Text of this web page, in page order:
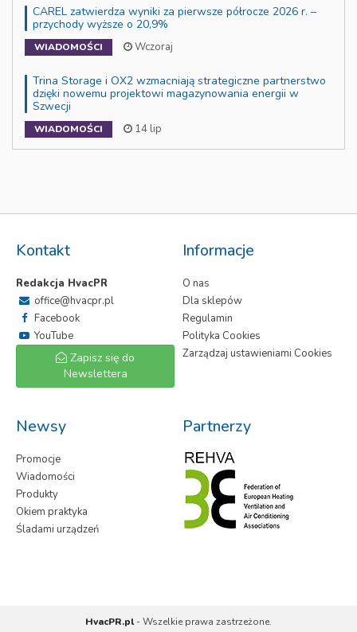
CAREL zatwierdza wyniki za pierwsze półrocze 2026 r. –
przychody wyższe o 20,9%
WIADOMOŚCI Wczoraj
Trina Storage i OX2 wzmacniają strategiczne partnerstwo
dzięki nowemu projektowi magazynowania energii w
Szwecji
WIADOMOŚCI 14 lip
Kontakt
Redakcja HvacPR
office@hvacpr.pl
Facebook
YouTube
Zapisz się do
Newslettera
Informacje
O nas
Dla sklepów
Regulamin
Polityka Cookies
Zarządzaj ustawieniami Cookies
Newsy
Promocje
Wiadomości
Produkty
Okiem praktyka
Śladami urządzeń
Partnerzy
HvacPR.pl- Wszelkie prawa zastrzeżone.